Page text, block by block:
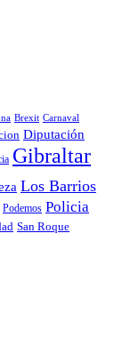
Brexit Carnaval
Diputación
Gibraltar
Los Barrios
Podemos Policia
San Roque